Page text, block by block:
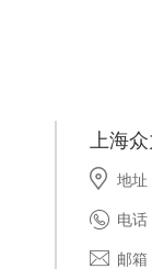
上海
地址
电
邮箱